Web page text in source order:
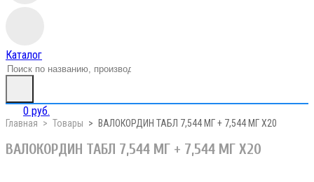
Каталог
0 руб.
Главная Товары ВАЛОКОРДИН ТАБЛ 7,544 МГ + 7,544 МГ Х20
ВАЛОКОРДИН ТАБЛ 7,544 МГ + 7,544 МГ Х20